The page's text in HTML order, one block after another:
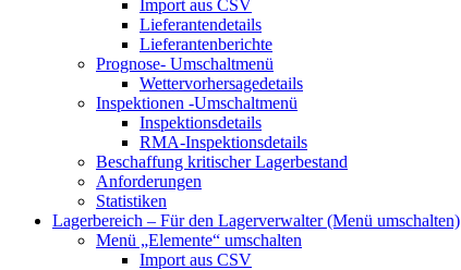
Import aus CSV
Lieferantendetails
Lieferantenberichte
Prognose- Umschaltmenü
Wettervorhersagedetails
Inspektionen -Umschaltmenü
Inspektionsdetails
RMA-Inspektionsdetails
Beschaffung kritischer Lagerbestand
Anforderungen
Statistiken
Lagerbereich – Für den Lagerverwalter(Menü umschalten)
Menü „Elemente“ umschalten
Import aus CSV